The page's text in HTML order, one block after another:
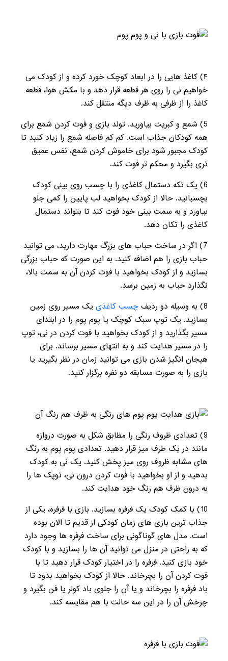
۴) کاغذ هایی را در ابعاد کوچک خورد کرده و از کودک می
خواهیم نی را روی هر قطعه قرار دهد و با مکش هوا، قطعه
کاغذ را از ظرفی به ظرف دیگه منتقل کند.
5) شمع و کبریت بیاورید. تولد بازی و فوت کردن شمع برای
همه کودکان جذاب است. کم کم فاصله شمع را زیاد کنید تا
کودک مجبور شود برای خاموش کردن شمع، نفس عمیق
تری بگیرد و محکم تر فوت کند.
6) یک تکه دستمال کاغذی را با چسب روی بینی کودک
بچسبانید. حالا از کودک بخواهید لب پایین را کمی جلو
بیاورد و به سمت بینی خود فوت کند تا بتواند دستمال
کاغذی را تکان دهد.
7) اگر در ساخت حباب های بزرگ مهارت دارید، می توانید
حباب بازی را هم اضافه کنید. به این صورت که حباب بزرگی
بسازید و از کودک بخواهید با فوت کردن آن به سمت بالا،
نگذارد حباب به زمین برسد.
8) به وسیله دو ردیف چسب کاغذییک مسیر روی زمین
بسازید. یک توپ سبک کوچک یا پوم پوم را در ابتدای
مسیر بگذارید و از کودک بخواهید با فوت کردن در نی، توپ
را در مسیر هدایت کند و به انتهای مسیر برساند. برای
هیجان انگیز شدن بازی می توانید زمان در نظر بگیرید یا
بازی را به صورت مسابقه دو نفره برگزار کنید.
9) تعدادی ظروف رنگی را مظابق شکل به صورت دروازه
مانند در یک طرف میز قرار دهید. تعدادی پوم پوم به رنگ
های مشابه ظروف روی میز پخش کنید. یک نی به کودک
بدهید و از او بخواهید با فوت کردن درون نی، توپک ها را
به درون ظرف هم رنگ خود هدایت کند.
10) با کمک کودک یک فرفره بسازید. بازی با فرفره، یکی از
جذاب ترین بازی های زمان کودکی از قدیم تا الان بوده
است. مدل های گوناگونی برای ساخت فرفره ها وجود دارد
که به راحتی در منزل می توانید آن ها را بسازید و با کودک
خود بازی کنید. فرفره را در اختیار کودک قرار دهید تا با
فوت کردن آن را بچرخاند. حالا از کودک بخواهید بدود تا
باد فرفره را بچرخاند و یا آن را جلوی باد کولر یا فن بگیرد و
چرخش آن را در این سه حالت با هم مقایسه کند.